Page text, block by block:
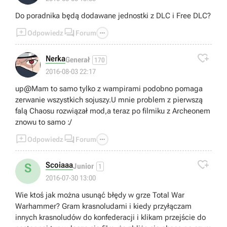
Do poradnika będą dodawane jednostki z DLC i Free DLC?
Odpowiedz  Forum 
NerkaGenerał 170
2016-08-03 22:17

up@Mam to samo tylko z wampirami podobno pomaga
zerwanie wszystkich sojuszy.U mnie problem z pierwszą
falą Chaosu rozwiązał mod,a teraz po filmiku z Archeonem
znowu to samo :/
Odpowiedz  Forum 
S ScoiaaaJunior 1
2016-07-30 13:00

Wie ktoś jak można usunąć błędy w grze Total War
Warhammer? Gram krasnoludami i kiedy przyłączam
innych krasnoludów do konfederacji i klikam przejście do